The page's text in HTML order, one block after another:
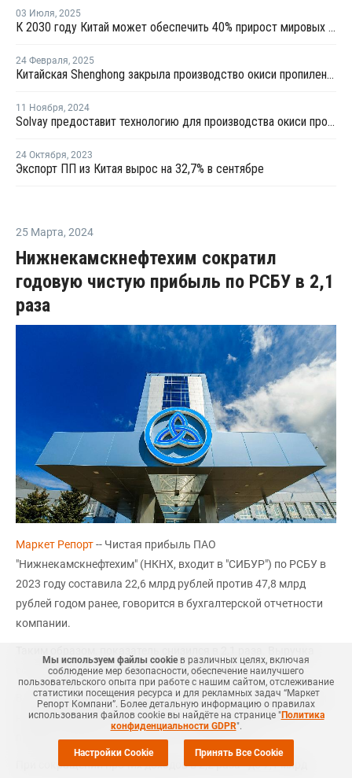
03 Июля, 2025
К 2030 году Китай может обеспечить 40% прирост мировых мощностей по выпуску пропилена
24 Февраля, 2025
Китайская Shenghong закрыла производство окиси пропилена и стирола в Цзянсу из-за слабой маржи
11 Ноября, 2024
Solvay предоставит технологию для производства окиси пропилена в Китае
24 Октября, 2023
Экспорт ПП из Китая вырос на 32,7% в сентябре
25 Марта, 2024
Нижнекамскнефтехим сократил
годовую чистую прибыль по РСБУ в 2,1
раза
Маркет Репорт-- Чистая прибыль ПАО
"Нижнекамскнефтехим" (НКНХ, входит в "СИБУР") по РСБУ в
2023 году составила 22,6 млрд рублей против 47,8 млрд
рублей годом ранее, говорится в бухгалтерской отчетности
компании.
сократилась на 11,7%, до 227,5 млрд рублей.
Валовая прибыль увеличилась на 8,7%, до 74,6 млрд рублей
на фоне снижения себестоимости продаж. Прибыль от
продаж возросла на 10,7%, до 57 млрд рублей.
При сокращении прочих доходов в 2,2 раза - до 7,1 млрд
Мы используем файлы cookieв различных целях, включая
соблюдение мер безопасности, обеспечение наилучшего
пользовательского опыта при работе с нашим сайтом, отслеживание
статистики посещения ресурса и для рекламных задач “Маркет
Репорт Компани”. Более детальную информацию о правилах
использования файлов cookie вы найдёте на странице "Политика
конфиденциальности GDPR".
Настройки Cookie Принять Все Cookie